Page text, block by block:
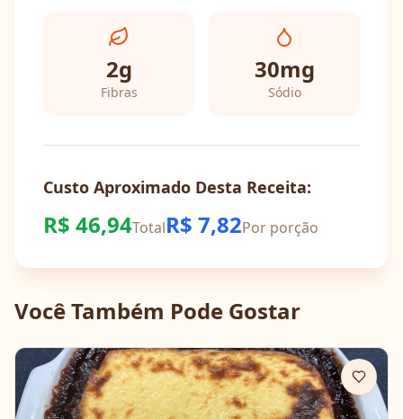
2g
Fibras
30mg
Sódio
Custo Aproximado Desta Receita:
R$ 46,94TotalR$ 7,82Por porção
Você Também Pode Gostar